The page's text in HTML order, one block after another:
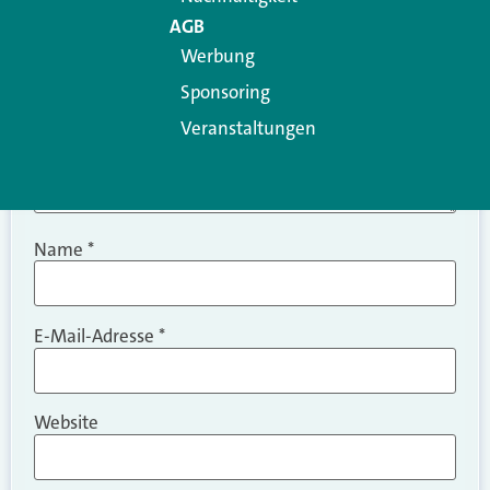
Name *
E-Mail-Adresse *
Website
AGB
Werbung
Sponsoring
Veranstaltungen